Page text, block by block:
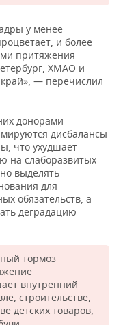
у менее
и более
притяжения
ХМАО и
— перечислил
донорами
дисбалансы
что ухудшает
на слаборазвитых
выделять
для
обязательств, а
деградацию
тормоз
внутренний
строительстве,
детских товаров,